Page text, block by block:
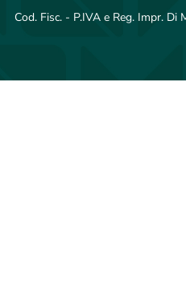
Cod. Fisc. - P.IVA e Reg. Impr.